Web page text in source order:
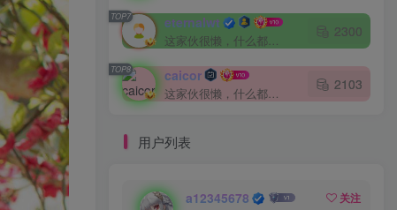
TOP7 eternalwt
这家伙很懒，什么都没有写...
2300
TOP8 caicor
这家伙很懒，什么都没有写...
2103
用户列表
a12345678
关注